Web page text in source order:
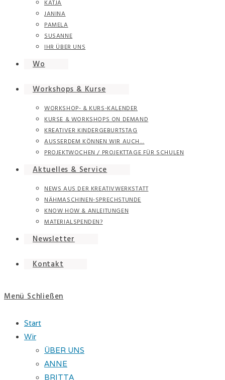
KATJA
JANINA
PAMELA
SUSANNE
IHR ÜBER UNS
Wo
Workshops & Kurse
WORKSHOP- & KURS-KALENDER
KURSE & WORKSHOPS ON DEMAND
KREATIVER KINDERGEBURTSTAG
AUSSERDEM KÖNNEN WIR AUCH…
PROJEKTWOCHEN / PROJEKTTAGE FÜR SCHULEN
Aktuelles & Service
NEWS AUS DER KREATIVWERKSTATT
NÄHMASCHINEN-SPRECHSTUNDE
KNOW HOW & ANLEITUNGEN
MATERIALSPENDEN?
Newsletter
Kontakt
Menü Schließen
Start
Wir
ÜBER UNS
ANNE
BRITTA